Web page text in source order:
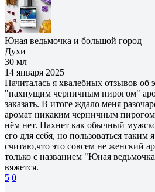
Юная ведьмочка и большой город
Духи
30 мл
14 января 2025
Начиталась я хвалебных отзывов об
"пахнущим черничным пирогом"
заказать. В итоге ждало меня
аромат никаким черничным
нём нет. Пахнет как обычный
его для себя, но пользоваться таким
считаю,что это совсем не женский
только с названием "Юная
вяжется.
5 0